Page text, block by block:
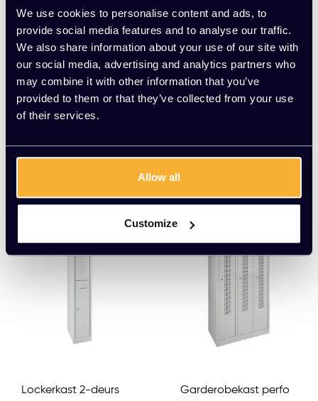
We use cookies to personalise content and ads, to
provide social media features and to analyse our traffic.
We also share information about your use of our site with
our social media, advertising and analytics partners who
may combine it with other information that you’ve
provided to them or that they’ve collected from your use
of their services.
Allow all
Customize
Lockerkast breed 2-de
urs
EUR 269,00 Excl. btw
Lockerkast 6-deurs (3x
2)
Lockerkast 2-deurs
Garderobekast perfo